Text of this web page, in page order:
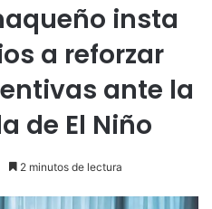
insta
a reforzar
ante la
de El Niño
2 minutos de lectura